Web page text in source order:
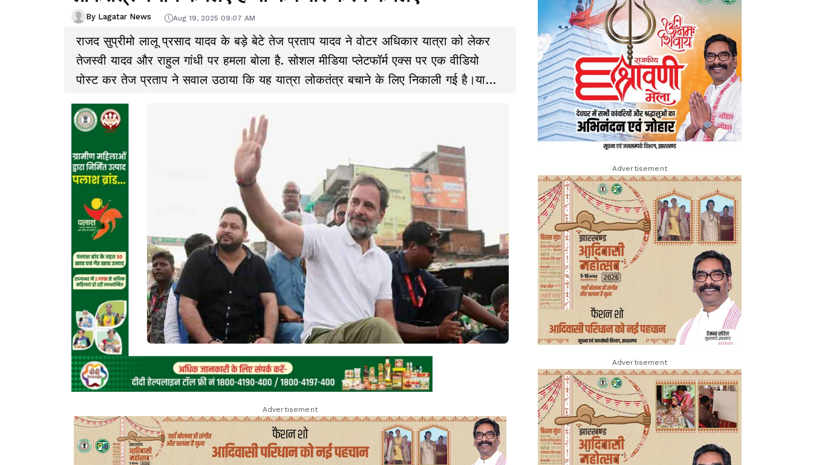
By Lagatar News Aug 19, 2025 09:07 AM
राजद सुप्रीमो लालू प्रसाद यादव के बड़े बेटे तेज प्रताप यादव ने वोटर अधिकार यात्रा को लेकर
तेजस्वी यादव और राहुल गांधी पर हमला बोला है. सोशल मीडिया प्लेटफॉर्म एक्स पर एक वीडियो
पोस्ट कर तेज प्रताप ने सवाल उठाया कि यह यात्रा लोकतंत्र बचाने के लिए निकाली गई है।या
Advertisement
Advertisement
Advertisement